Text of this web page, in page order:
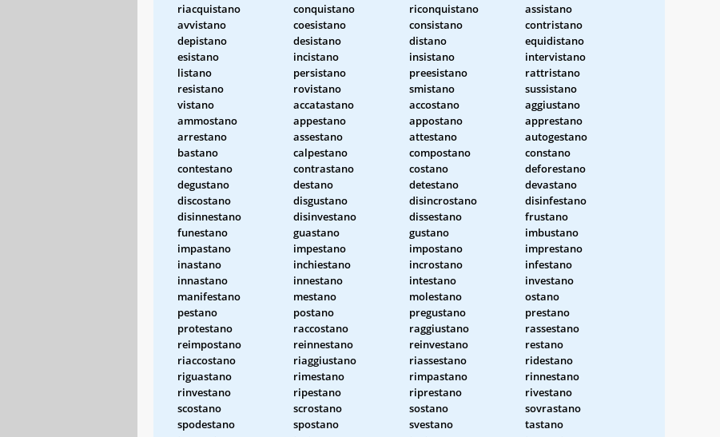
riacquistano conquistano riconquistano
assistano
avvistano
coesistano consistano
contristano
depistano
desistano distano
equidistano
esistano
incistano insistano
intervistano
listano
persistano preesistano
rattristano
resistano
rovistano smistano
sussistano
vistano
accatastano accostano
aggiustano
ammostano
appestano appostano
apprestano
arrestano
assestano attestano
autogestano
bastano
calpestano compostano
constano
contestano
contrastano costano
deforestano
degustano
destano detestano
devastano
discostano
disgustano disincrostano
disinfestano
disinnestano
disinvestano dissestano
frustano
funestano
guastano gustano
imbustano
impastano
impestano impostano
imprestano
inastano
inchiestano incrostano
infestano
innastano
innestano intestano
investano
manifestano
mestano molestano
ostano
pestano
postano pregustano
prestano
protestano
raccostano raggiustano
rassestano
reimpostano
reinnestano reinvestano
restano
riaccostano
riaggiustano riassestano
ridestano
riguastano
rimestano rimpastano
rinnestano
rinvestano
ripestano riprestano
rivestano
scostano
scrostano sostano
sovrastano
spodestano
spostano svestano
tastano